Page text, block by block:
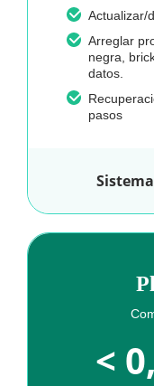
Actualizar/
Arreglar
negra,
datos.
pasos
<